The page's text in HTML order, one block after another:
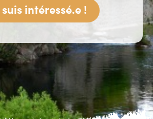
suis intéressé.e !